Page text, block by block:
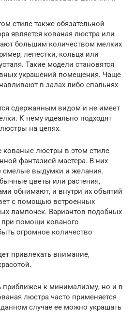
стиле также обязательной
является кованая люстра или
большим количеством мелких
лепестки, кольца или
Такие модели становятся
украшений помещения. Чаще
в залах либо спальнях
сдержанным видом и не имеет
К нему идеально подходят
на цепях.
люстры в этом стиле
фантазией мастера. В них
смелые выдумки и желания.
цветы или растения,
обнимают, и внутри их объятий
с помощью встроенных
лампочек. Вариантов подобных
помощи кованого
огромное количество
привлекать внимание,
к минимализму, но и в
люстра часто применяется
случае ее можно украшать